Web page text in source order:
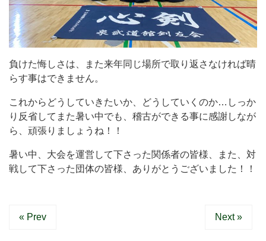
負けた悔しさは、また来年同じ場所で取り返さなければ晴
らす事はできません。
これからどうしていきたいか、どうしていくのか…しっか
り反省してまた暑い中でも、稽古ができる事に感謝しなが
ら、頑張りましょうね！！
暑い中、大会を運営して下さった関係者の皆様、また、対
戦して下さった団体の皆様、ありがとうございました！！
« Prev Next »